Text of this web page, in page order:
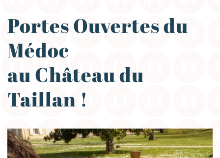
Portes Ouvertes du
Médoc
au Château du
Taillan !